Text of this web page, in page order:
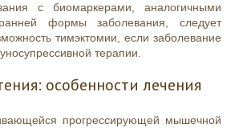
с биомаркерами, аналогичными
формы заболевания, следует
тимэктомии, если заболевание
терапии.
особенности лечения
прогрессирующей мышечной